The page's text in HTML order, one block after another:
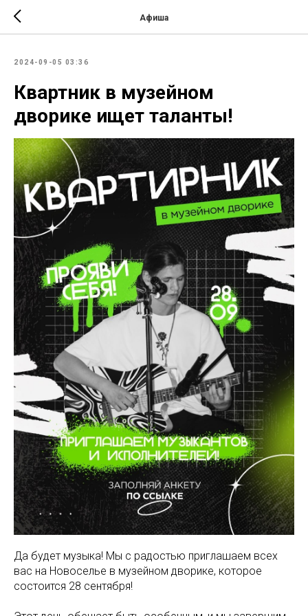
Афиша
2024-09-05 03:36
Квартник в музейном
дворике ищет таланты!
Да будет музыка! Мы с радостью приглашаем всех
вас на Новоселье в музейном дворике, которое
состоится 28 сентября!